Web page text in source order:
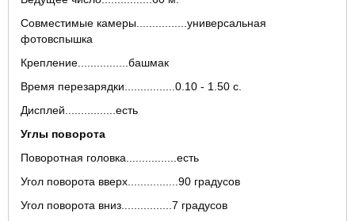
Совместимые камеры................универсальная
фотовспышка
Крепление................башмак
Время перезарядки................0.10 - 1.50 c.
Дисплей................есть
Углы поворота
Поворотная головка................есть
Угол поворота вверх................90 градусов
Угол поворота вниз................7 градусов